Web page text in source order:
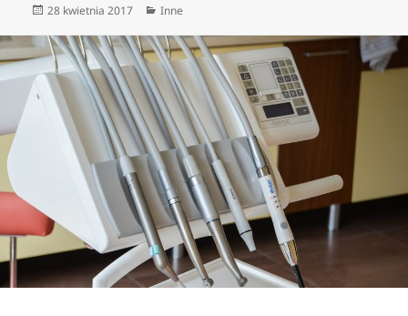
Data
28 kwietnia 2017 Kategorie
Inne